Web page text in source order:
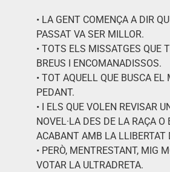
• LA GENT COMENÇA A DIR
PASSAT VA SER MILLOR.
• TOTS ELS MISSATGES QUE
BREUS I ENCOMANADISSOS.
• TOT AQUELL QUE BUSCA EL
PEDANT.
• I ELS QUE VOLEN REVISAR
NOVEL·LA DES DE LA RAÇA O
ACABANT AMB LA LLIBERTAT
• PERÒ, MENTRESTANT, MIG
VOTAR LA ULTRADRETA.